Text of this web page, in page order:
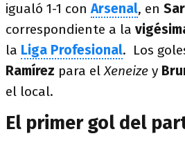
igualó 1-1 conArsenal, en
correspondiente a la
la Liga Profesional. Los
Ramírez para elXeneize y
el local.
El primer gol del